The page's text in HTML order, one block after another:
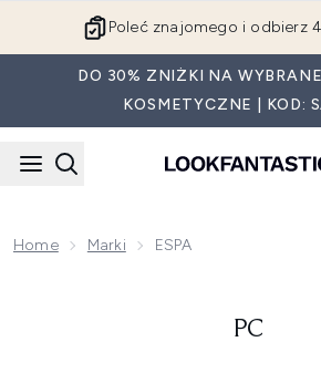
Poleć znajomego i odbierz
DO 30% ZNIŻKI NA
KOSMETYCZNE | KOD:
Home Marki ESPA
PC